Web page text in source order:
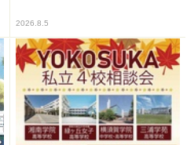
2026.8.5